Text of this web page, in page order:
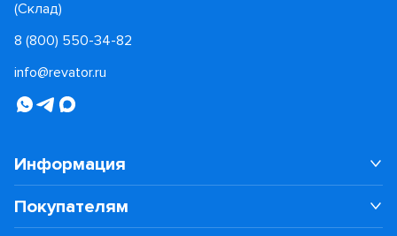
(Склад)
8 (800) 550-34-82
info@revator.ru
Информация
Покупателям